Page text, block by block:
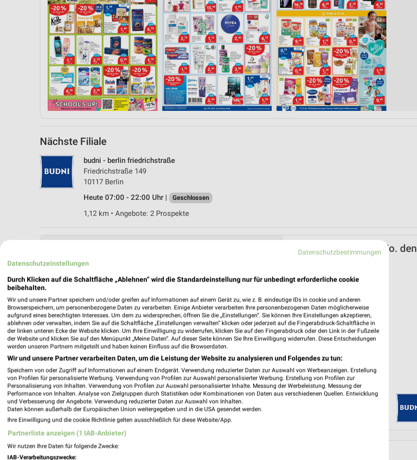
Nächste Filiale
budni - berlin friedrichstraße
Friedrichstraße 149
10117 Berlin
Heute 07:00 - 22:00 Uhr |
Geschlossen
1,12 km • Angebote: 2 Prospekte
❯
BUDNI Prospekt ab Mo. den
Schuleinleger 2026
📅 Kalendereintrag erstellen
PROSPEKT BLÄTTERN
SCHULE
Datenschutzbestimmungen
Datenschutzeinstellungen
Durch Klicken auf die Schaltfläche „Ablehnen“ wird die Standardeinstellung nur für unbedingt erforderliche cookie
beibehalten.
Wir und unsere Partner speichern und/oder greifen auf Informationen auf einem Gerät zu, wie z. B. eindeutige IDs in cookie und anderen
Browserspeichern, um personenbezogene Daten zu verarbeiten. Einige Anbieter verarbeiten Ihre personenbezogenen Daten möglicherweise
aufgrund eines berechtigten Interesses. Um dem zu widersprechen, öffnen Sie die „Einstellungen“. Sie können Ihre Einstellungen akzeptieren,
ablehnen oder verwalten, indem Sie auf die Schaltfläche „Einstellungen verwalten“ klicken oder jederzeit auf die Fingerabdruck-Schaltfläche in
der linken unteren Ecke der Website klicken. Um Ihre Einwilligung zu widerrufen, klicken Sie auf den Fingerabdruck oder den Link in der Fußzeile
der Website und klicken Sie auf den Menüpunkt „Meine Daten“. Auf dieser Seite können Sie Ihre Einwilligung widerrufen. Diese Entscheidungen
werden unseren Partnern mitgeteilt und haben keinen Einfluss auf die Browserdaten.
Wir und unsere Partner verarbeiten Daten, um die Leistung der Website zu analysieren und Folgendes zu tun:
Speichern von oder Zugriff auf Informationen auf einem Endgerät. Verwendung reduzierter Daten zur Auswahl von Werbeanzeigen. Erstellung
von Profilen für personalisierte Werbung. Verwendung von Profilen zur Auswahl personalisierter Werbung. Erstellung von Profilen zur
Personalisierung von Inhalten. Verwendung von Profilen zur Auswahl personalisierter Inhalte. Messung der Werbeleistung. Messung der
Performance von Inhalten. Analyse von Zielgruppen durch Statistiken oder Kombinationen von Daten aus verschiedenen Quellen. Entwicklung
und Verbesserung der Angebote. Verwendung reduzierter Daten zur Auswahl von Inhalten.
Daten können außerhalb der Europäischen Union weitergegeben und in die USA gesendet werden.
Ihre Einwilligung und die cookie Richtlinie gelten ausschließlich für diese Website/App.
Partnerliste anzeigen (1 IAB-Anbieter)
Wir nutzen Ihre Daten für folgende Zwecke:
IAB-Verarbeitungszwecke: